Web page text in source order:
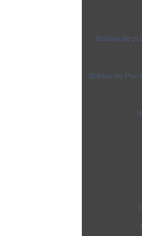
Bobina de
Bobina de Pvc